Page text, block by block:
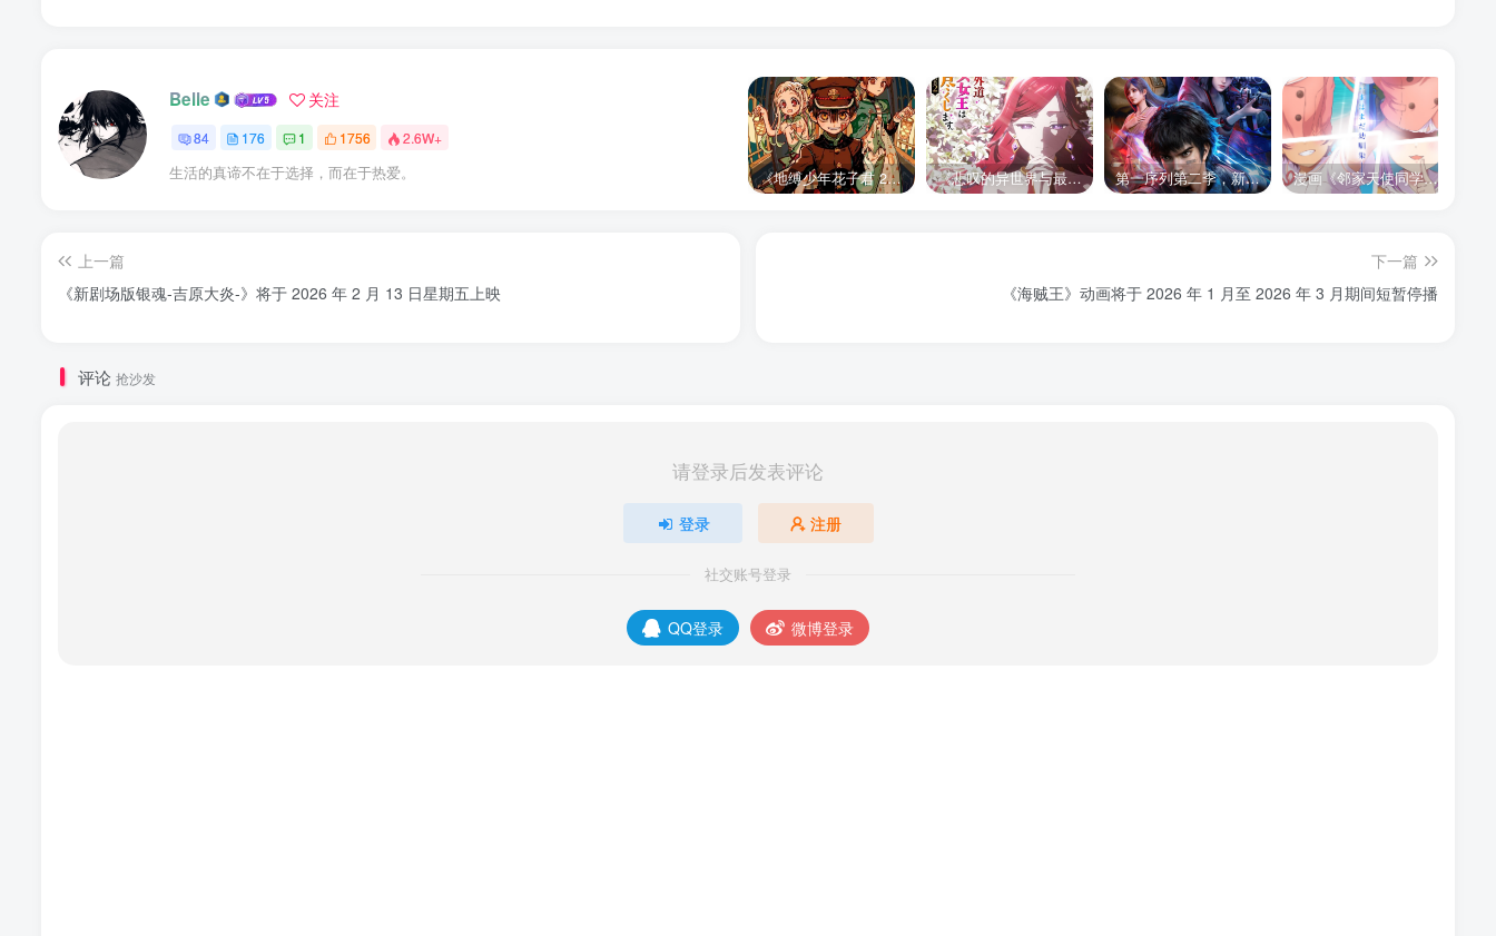
Belle 关注
84 176 1 1756 2.6W+
生活的真谛不在于选择，而在于热爱。 《地缚少年花子君 2》宣布推出续集，将于 2025 年夏季播出 《悲叹的异世界与最强外道最终 BOSS 女王为子民奉献一切》第二季 公布全新声优组合、制作阵容及首支宣传 PV 第一序列第二季，新的故事，新的内容，新的征程，2026年下半年bilibili独家播出，敬请期待。 漫画《邻家天使同学不会与我坠入爱河》将于 2026 年改编为电视动画
上一篇
《新剧场版银魂-吉原大炎-》将于 2026 年 2 月 13 日星期五上映
下一篇
《海贼王》动画将于 2026 年 1 月至 2026 年 3 月期间短暂停播
评论 抢沙发
请登录后发表评论
登录 注册
社交账号登录
QQ登录 微博登录